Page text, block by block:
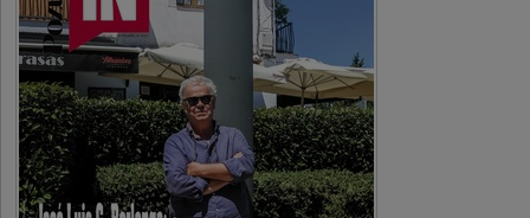
Pozuelo desbloquea
definitivamente Huerta Grande: las
obras …
Donde pueden inscribirse las personas empadronados en Pozuelo para
la vivienda asequible .
Pozuelo de Alarcón